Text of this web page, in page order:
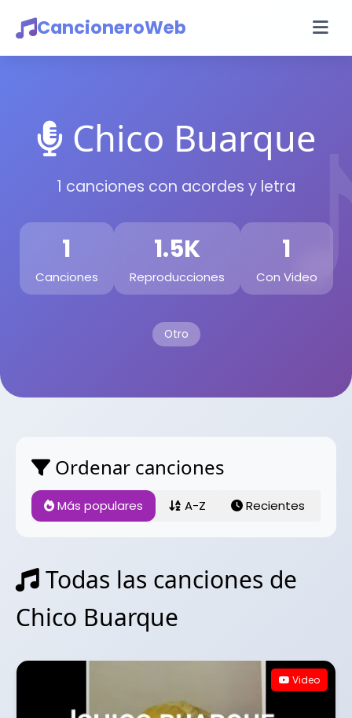
CancioneroWeb
Chico Buarque
1 canciones con acordes y letra
1
Canciones
1.5K
Reproducciones
1
Con Video
Otro
Ordenar canciones
Más populares A-Z Recientes
Todas las canciones de
Chico Buarque
Video